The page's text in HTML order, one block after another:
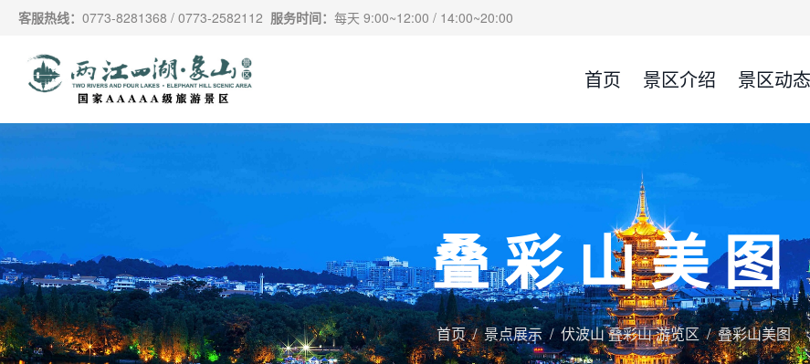
跳过导航，进入主要内容
客服热线： 0773-8281368 / 0773-2582112 服务时间： 每天 9:00~12:00 / 14:00~20:00
首页 景区介绍 景区动态
叠彩山美图
首页 景点展示 伏波山 叠彩山 游览区 叠彩山美图